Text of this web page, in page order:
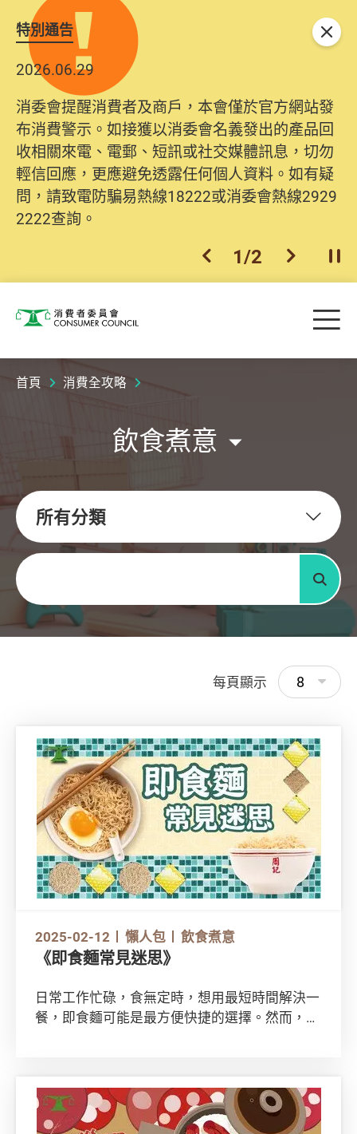
特別通告
2026.06.29
消委會提醒消費者及商戶，本會僅於官方網站發
布消費警示。如接獲以消委會名義發出的產品回
收相關來電、電郵、短訊或社交媒體訊息，切勿
輕信回應，更應避免透露任何個人資料。如有疑
問，請致電防騙易熱線18222或消委會熱線2929
2222查詢。
上一個
1/2 下一個開
關閉
消費者委員會 目
首頁 消費全攻略
飲食煮意
所有分類
關鍵字
搜尋
每頁顯示 8
2025-02-12 懶人包 飲食煮意
《即食麵常見迷思》
日常工作忙碌，食無定時，想用最短時間解決一
餐，即食麵可能是最方便快捷的選擇。然而，坊